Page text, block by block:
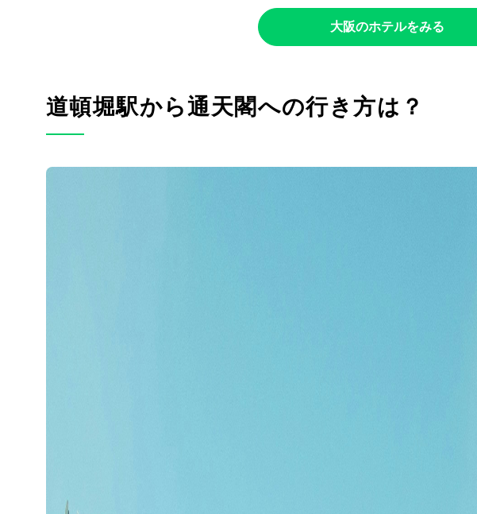
大阪のホテルをみる
道頓堀駅から通天閣への行き方は？